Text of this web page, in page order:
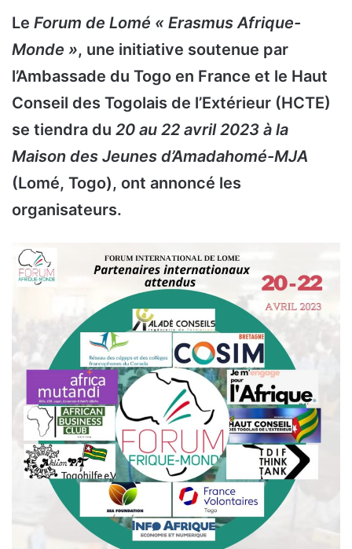
Le Forum de Lomé « Erasmus Afrique-
Monde », une initiative soutenue par
l’Ambassade du Togo en France et le Haut
Conseil des Togolais de l’Extérieur (HCTE)
se tiendra du 20 au 22 avril 2023 à la
Maison des Jeunes d’Amadahomé-MJA
(Lomé, Togo), ont annoncé les
organisateurs.